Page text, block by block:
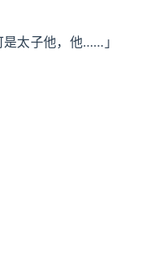
是太子他，他……」